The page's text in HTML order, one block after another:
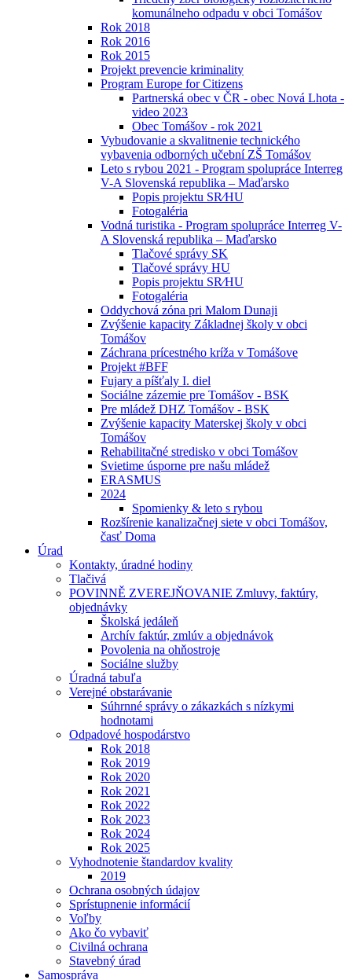
komunálneho odpadu v obci Tomášov
Rok 2018
Rok 2016
Rok 2015
Projekt prevencie kriminality
Program Europe for Citizens
Partnerská obec v ČR - obec Nová Lhota -
video 2023
Obec Tomášov - rok 2021
Vybudovanie a skvalitnenie technického
vybavenia odborných učební ZŠ Tomášov
Leto s rybou 2021 - Program spolupráce Interreg
V-A Slovenská republika – Maďarsko
Popis projektu SR⁄HU
Fotogaléria
Vodná turistika - Program spolupráce Interreg V-
A Slovenská republika – Maďarsko
Tlačové správy SK
Tlačové správy HU
Popis projektu SR⁄HU
Fotogaléria
Oddychová zóna pri Malom Dunaji
Zvýšenie kapacity Základnej školy v obci
Tomášov
Záchrana prícestného kríža v Tomášove
Projekt #BFF
Fujary a píšťaly I. diel
Sociálne zázemie pre Tomášov - BSK
Pre mládež DHZ Tomášov - BSK
Zvýšenie kapacity Materskej školy v obci
Tomášov
Rehabilitačné stredisko v obci Tomášov
Svietime úsporne pre našu mládež
ERASMUS
2024
Spomienky & leto s rybou
Rozšírenie kanalizačnej siete v obci Tomášov,
časť Doma
Úrad
Kontakty, úradné hodiny
Tlačivá
POVINNĚ ZVEREJŇOVANIE Zmluvy, faktúry,
objednávky
Školská jedáleň
Archív faktúr, zmlúv a objednávok
Povolenia na ohňostroje
Sociálne služby
Úradná tabuľa
Verejné obstarávanie
Súhrnné správy o zákazkách s nízkymi
hodnotami
Odpadové hospodárstvo
Rok 2018
Rok 2019
Rok 2020
Rok 2021
Rok 2022
Rok 2023
Rok 2024
Rok 2025
Vyhodnotenie štandardov kvality
2019
Ochrana osobných údajov
Sprístupnenie informácií
Voľby
Ako čo vybaviť
Civilná ochrana
Stavebný úrad
Samospráva